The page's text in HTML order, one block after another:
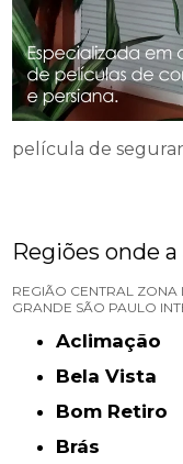
película de
Regiões onde
REGIÃO CENTRAL ZONA
GRANDE SÃO PAULO
Aclimação
Bela Vista
Bom Retiro
Brás